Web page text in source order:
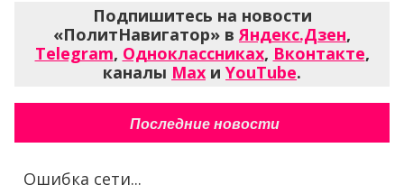
Подпишитесь на новости
«ПолитНавигатор» в Яндекс.Дзен,
Telegram, Одноклассниках, Вконтакте,
каналы Max и YouTube.
Последние новости
Ошибка сети...